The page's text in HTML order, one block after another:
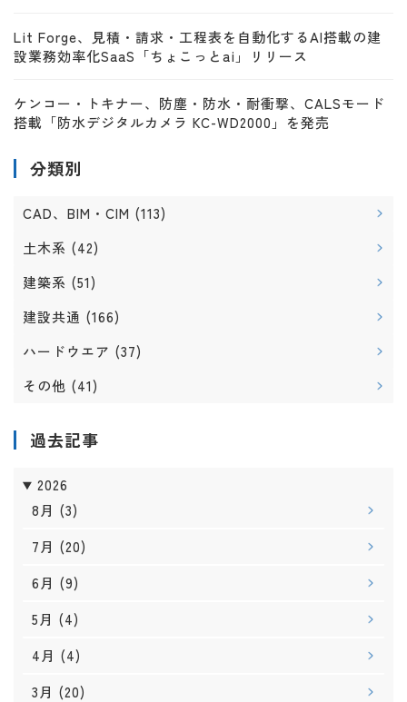
Lit Forge、見積・請求・工程表を自動化するAI搭載の建
設業務効率化SaaS「ちょこっとai」リリース
ケンコー・トキナー、防塵・防水・耐衝撃、CALSモード
搭載「防水デジタルカメラ KC-WD2000」を発売
分類別
CAD、BIM・CIM (113)
土木系 (42)
建築系 (51)
建設共通 (166)
ハードウエア (37)
その他 (41)
過去記事
2026
8月 (3)
7月 (20)
6月 (9)
5月 (4)
4月 (4)
3月 (20)